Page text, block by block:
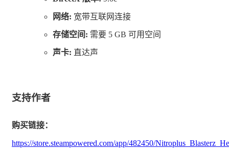
网络: 宽带互联网连接
存储空间: 需要 5 GB 可用空间
声卡: 直达声
支持作者
购买链接：
https://store.steampowered.com/app/482450/